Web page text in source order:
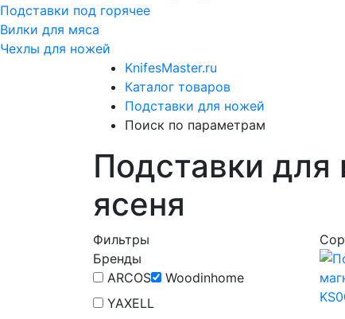
Подставки под горячее
Вилки для мяса
Чехлы для ножей
KnifesMaster.ru
Каталог товаров
Подставки для ножей
Поиск по параметрам
Подставки
ясеня
Фильтры
Бренды
ARCOS
Woodinhome
YAXELL